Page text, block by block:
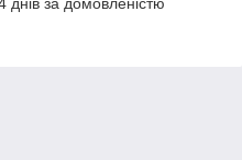
за домовленістю